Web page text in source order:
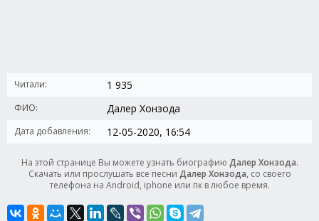
Читали: 1 935
ФИО: Далер Хонзода
Дата добавления: 12-05-2020, 16:54
На этой странице Вы можете узнать биографию Далер Хонзода.
Скачать или прослушать все песни Далер Хонзода, со своего
телефона на Android, iphone или пк в любое время.